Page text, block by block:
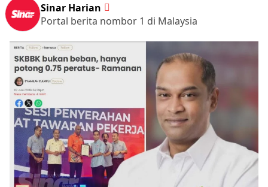
Sinar Harian
Portal berita nombor 1 di Malaysia